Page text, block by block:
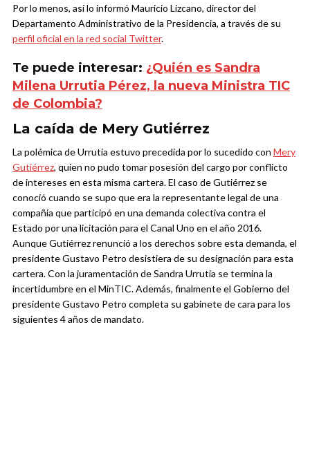
Por lo menos, así lo informó Mauricio Lizcano, director del
Departamento Administrativo de la Presidencia, a través de su
perfil oficial en la red social Twitter.
Te puede interesar: ¿Quién es Sandra
Milena Urrutia Pérez, la nueva Ministra TIC
de Colombia?
La caída de Mery Gutiérrez
La polémica de Urrutia estuvo precedida por lo sucedido con Mery
Gutiérrez, quien no pudo tomar posesión del cargo por conflicto
de intereses en esta misma cartera. El caso de Gutiérrez se
conoció cuando se supo que era la representante legal de una
compañía que participó en una demanda colectiva contra el
Estado por una licitación para el Canal Uno en el año 2016.
Aunque Gutiérrez renunció a los derechos sobre esta demanda, el
presidente Gustavo Petro desistiera de su designación para esta
cartera. Con la juramentación de Sandra Urrutia se termina la
incertidumbre en el MinTIC. Además, finalmente el Gobierno del
presidente Gustavo Petro completa su gabinete de cara para los
siguientes 4 años de mandato.